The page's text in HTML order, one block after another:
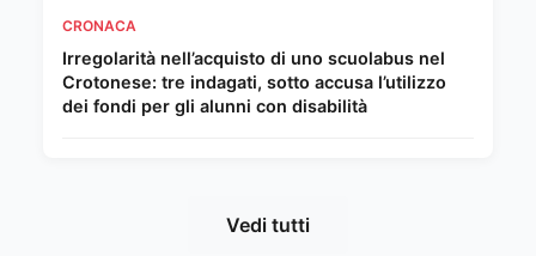
CRONACA
Irregolarità nell’acquisto di uno scuolabus nel
Crotonese: tre indagati, sotto accusa l’utilizzo
dei fondi per gli alunni con disabilità
Vedi tutti